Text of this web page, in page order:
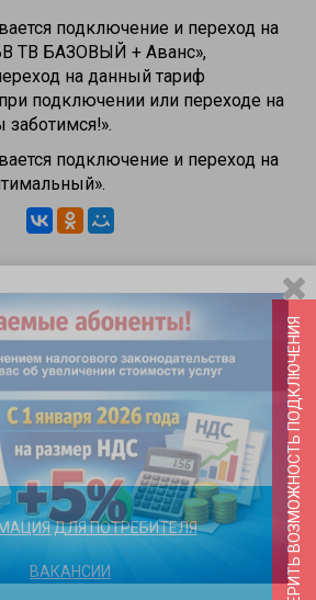
ПРОВЕРИТЬ ВОЗМОЖНОСТЬ ПОДКЛЮЧЕНИЯ
подключение и переход на
ТВ БАЗОВЫЙ + Аванс»,
на данный тариф
подключении или переходе на
подключение и переход на
ДЛЯ ПОТРЕБИТЕЛЯ
ВАКАНСИИ